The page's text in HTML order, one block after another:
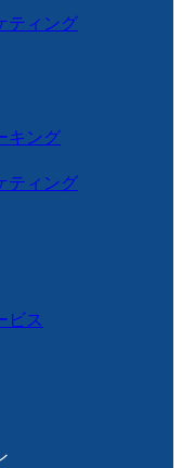
ティング
キング
ティング
ビス